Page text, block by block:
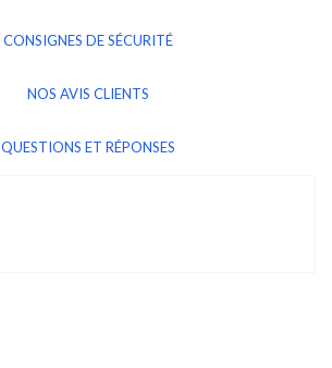
CONSIGNES DE SÉCURITÉ
NOS AVIS CLIENTS
QUESTIONS ET RÉPONSES